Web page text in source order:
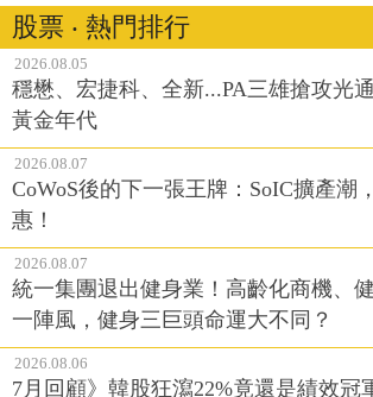
股票 ‧ 熱門排行
2026.08.05
穩懋、宏捷科、全新...PA三雄搶攻光
黃金年代
2026.08.07
CoWoS後的下一張王牌：SoIC擴產潮
惠！
2026.08.07
統一集團退出健身業！高齡化商機、
一陣風，健身三巨頭命運大不同？
2026.08.06
7月回顧》韓股狂瀉22%竟還是績效冠